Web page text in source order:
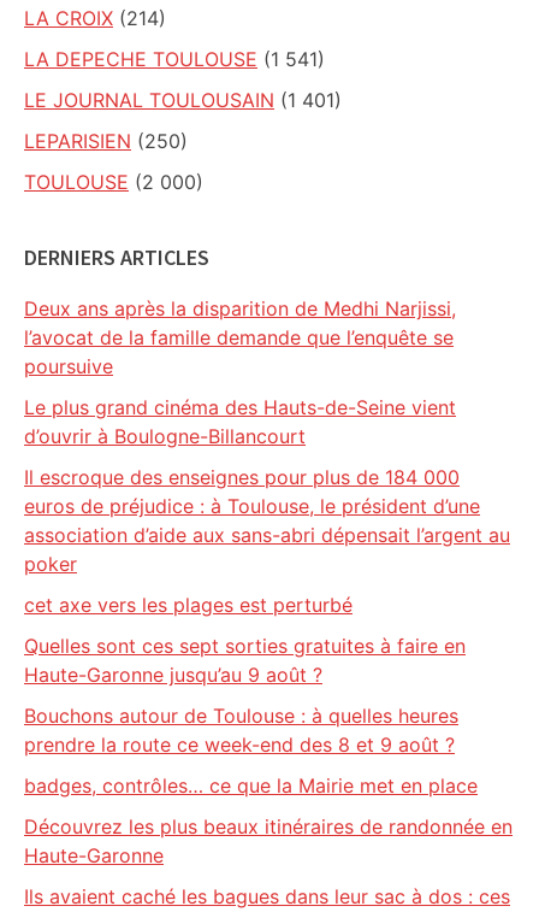
LA CROIX (214)
LA DEPECHE TOULOUSE (1 541)
LE JOURNAL TOULOUSAIN (1 401)
LEPARISIEN (250)
TOULOUSE (2 000)
DERNIERS ARTICLES
Deux ans après la disparition de Medhi Narjissi,
l’avocat de la famille demande que l’enquête se
poursuive
Le plus grand cinéma des Hauts-de-Seine vient
d’ouvrir à Boulogne-Billancourt
Il escroque des enseignes pour plus de 184 000
euros de préjudice : à Toulouse, le président d’une
association d’aide aux sans-abri dépensait l’argent au
poker
cet axe vers les plages est perturbé
Quelles sont ces sept sorties gratuites à faire en
Haute-Garonne jusqu’au 9 août ?
Bouchons autour de Toulouse : à quelles heures
prendre la route ce week-end des 8 et 9 août ?
badges, contrôles… ce que la Mairie met en place
Découvrez les plus beaux itinéraires de randonnée en
Haute-Garonne
Ils avaient caché les bagues dans leur sac à dos : ces